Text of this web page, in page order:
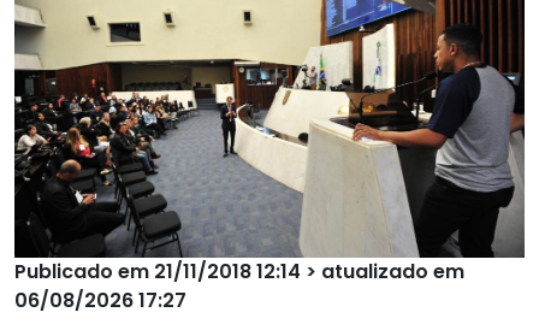
Publicado em 21/11/2018 12:14 > atualizado em
06/08/2026 17:27